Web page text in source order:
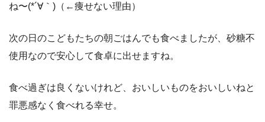
ね〜(*´∀｀)（←痩せない理由）
次の日のこどもたちの朝ごはんでも食べましたが、砂糖不
使用なので安心して食卓に出せますね。
食べ過ぎは良くないけれど、おいしいものをおいしいねと
罪悪感なく食べれる幸せ。